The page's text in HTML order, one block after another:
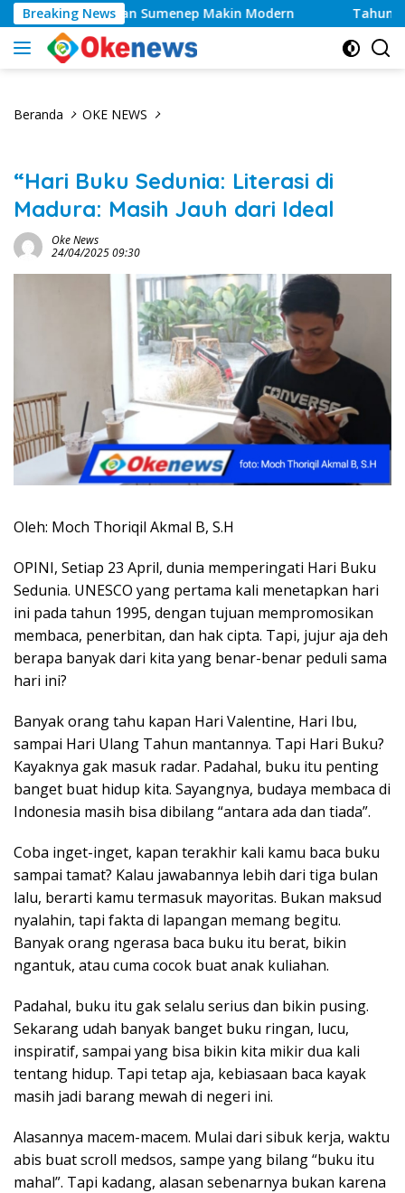
Langsung
ke
konten
Breaking News
Kesehatan Sumenep Makin Modern Tahun
Beranda OKE NEWS
“Hari Buku Sedunia: Literasi di
Madura: Masih Jauh dari Ideal
Oke News
24/04/2025 09:30
Oleh: Moch Thoriqil Akmal B, S.H
OPINI, Setiap 23 April, dunia memperingati Hari Buku
Sedunia. UNESCO yang pertama kali menetapkan hari
ini pada tahun 1995, dengan tujuan mempromosikan
membaca, penerbitan, dan hak cipta. Tapi, jujur aja deh
berapa banyak dari kita yang benar-benar peduli sama
hari ini?
Banyak orang tahu kapan Hari Valentine, Hari Ibu,
sampai Hari Ulang Tahun mantannya. Tapi Hari Buku?
Kayaknya gak masuk radar. Padahal, buku itu penting
banget buat hidup kita. Sayangnya, budaya membaca di
Indonesia masih bisa dibilang “antara ada dan tiada”.
Coba inget-inget, kapan terakhir kali kamu baca buku
sampai tamat? Kalau jawabannya lebih dari tiga bulan
lalu, berarti kamu termasuk mayoritas. Bukan maksud
nyalahin, tapi fakta di lapangan memang begitu.
Banyak orang ngerasa baca buku itu berat, bikin
ngantuk, atau cuma cocok buat anak kuliahan.
Padahal, buku itu gak selalu serius dan bikin pusing.
Sekarang udah banyak banget buku ringan, lucu,
inspiratif, sampai yang bisa bikin kita mikir dua kali
tentang hidup. Tapi tetap aja, kebiasaan baca kayak
masih jadi barang mewah di negeri ini.
Alasannya macem-macem. Mulai dari sibuk kerja, waktu
abis buat scroll medsos, sampe yang bilang “buku itu
mahal”. Tapi kadang, alasan sebenarnya bukan karena